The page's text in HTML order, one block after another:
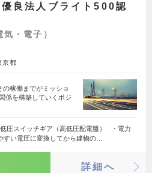
良法人ブライト500認
・電子）
京都
稼働までがミッショ
係を構築していくポジ
低圧スイッチギア（高低圧配電盤） ・電力
すい電圧に変換してから建物の…
詳細へ